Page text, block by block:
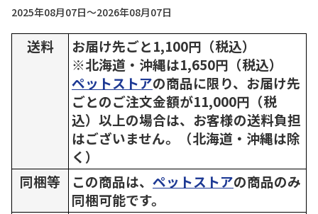
2025年08月07日～2026年08月07日
送料
お届け先ごと1,100円（税込）
※北海道・沖縄は1,650円（税込）
ペットストアの商品に限り、お届け先
ごとのご注文金額が11,000円（税
込）以上の場合は、お客様の送料負担
はございません。（北海道・沖縄は除
く）
同梱等
この商品は、 ペットストアの商品のみ
同梱可能です。